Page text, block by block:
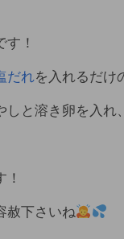
！
だれを入れるだけ
と溶き卵を入れ
赦下さいね